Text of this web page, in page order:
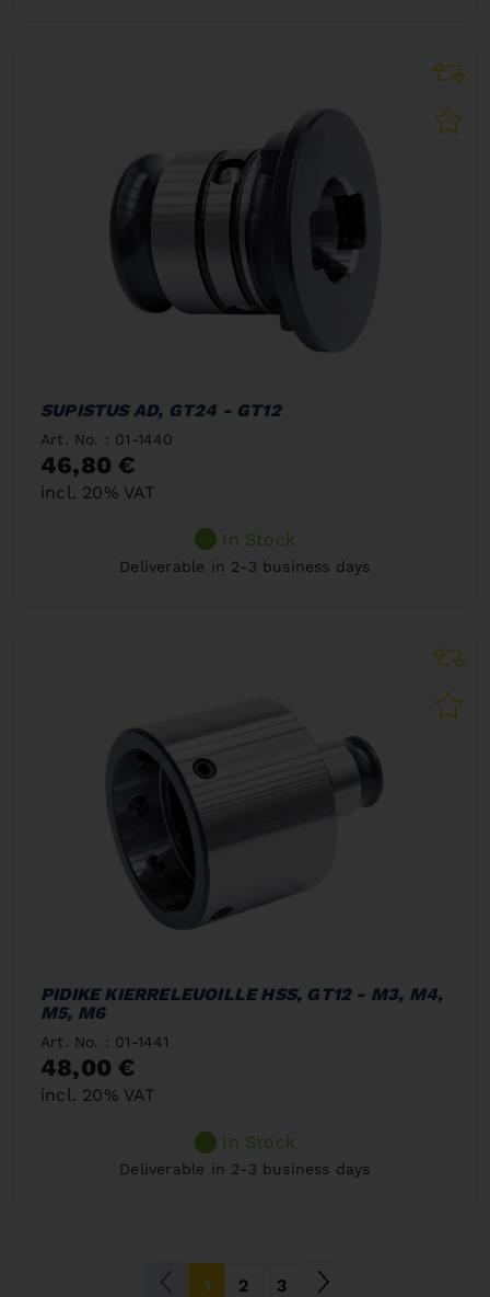
SUPISTUS AD, GT24 - GT12
Art. No. : 01-1440
46,80 €
incl. 20% VAT
In Stock
Deliverable in 2-3 business days
PIDIKE KIERRELEUOILLE HSS, GT12 - M3, M4,
M5, M6
Art. No. : 01-1441
48,00 €
incl. 20% VAT
In Stock
Deliverable in 2-3 business days
1 (current)
2 3